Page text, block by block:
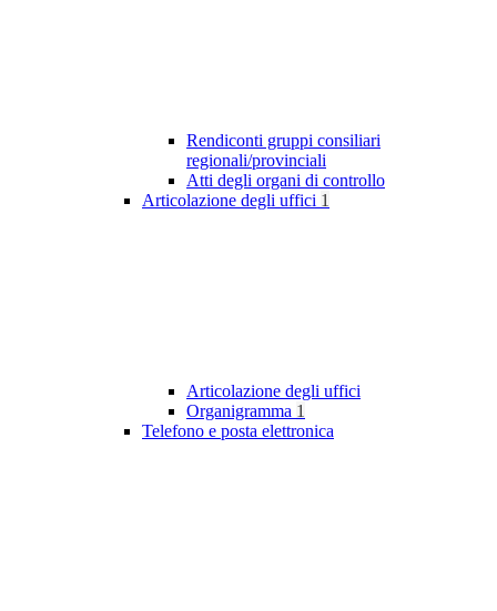
Rendiconti gruppi consiliari
regionali/provinciali
Atti degli organi di controllo
Articolazione degli uffici 1
Articolazione degli uffici
Organigramma 1
Telefono e posta elettronica